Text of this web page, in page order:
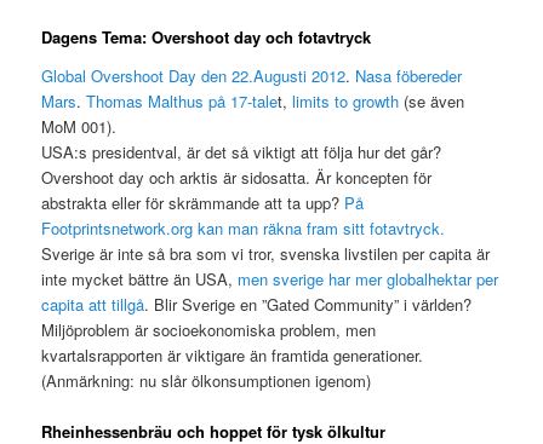
Dagens Tema: Overshoot day och fotavtryck
Global Overshoot Day den 22.Augusti 2012. Nasa föbereder
Mars.Thomas Malthus på 17-talet,limits to growth (se även
MoM 001).
USA:s presidentval, är det så viktigt att följa hur det går?
Overshoot day och arktis är sidosatta. Är koncepten för
abstrakta eller för skrämmande att ta upp? På
Footprintsnetwork.org kan man räkna fram sitt fotavtryck.
Sverige är inte så bra som vi tror, svenska livstilen per capita är
inte mycket bättre än USA, men sverige har mer globalhektar per
capita att tillgå. Blir Sverige en ”Gated Community” i världen?
Miljöproblem är socioekonomiska problem, men
kvartalsrapporten är viktigare än framtida generationer.
(Anmärkning: nu slår ölkonsumptionen igenom)
Rheinhessenbräu och hoppet för tysk ölkultur